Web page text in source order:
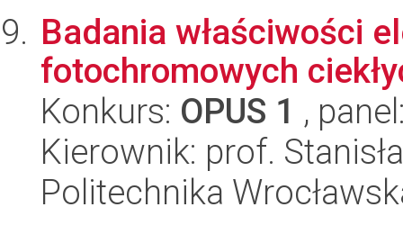
Badania właściwości
fotochromowych
Konkurs: OPUS 1 ,
Kierownik: prof.
Politechnika